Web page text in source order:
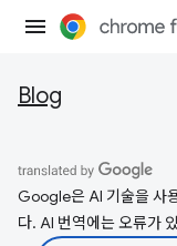
Blog
Google은 AI 기술을 사
다. AI 번역에는 오류가